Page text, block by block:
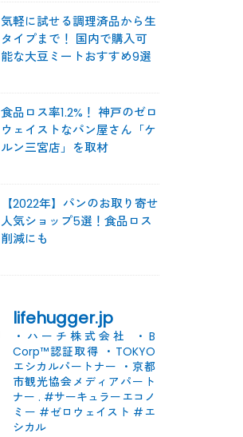
気軽に試せる調理済品から生
タイプまで！ 国内で購入可
能な大豆ミートおすすめ9選
食品ロス率1.2%！ 神戸のゼロ
ウェイストなパン屋さん「ケ
ルン三宮店」を取材
【2022年】パンのお取り寄せ
人気ショップ5選！食品ロス
削減にも
lifehugger.jp
・ハーチ株式会社
・B
Corp™認証取得 ・TOKYO
エシカルパートナー ・京都
市観光協会メディアパート
ナー . #サーキュラーエコノ
ミー #ゼロウェイスト #エ
シカル